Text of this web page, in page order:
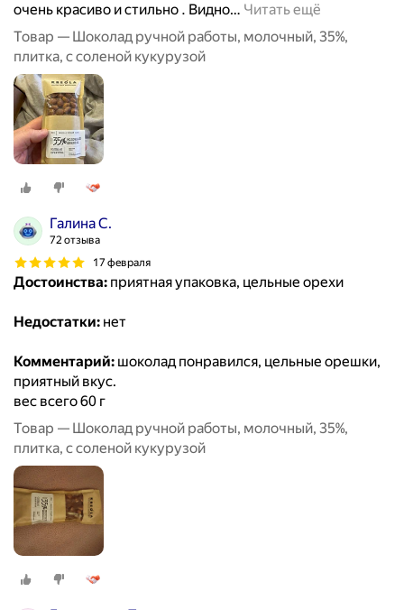
очень красиво и стильно . Видно… Читать ещё
Товар — Шоколад ручной работы, молочный, 35%,
плитка, с соленой кукурузой
Галина С.
72 отзыва
17 февраля
Достоинства: приятная упаковка, цельные орехи
Недостатки: нет
Комментарий: шоколад понравился, цельные орешки,
приятный вкус.
вес всего 60 г
Товар — Шоколад ручной работы, молочный, 35%,
плитка, с соленой кукурузой